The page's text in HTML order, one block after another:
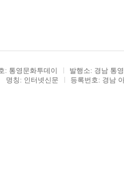
: 통영문화투데이
발행소: 경남 통
명칭: 인터넷신문
등록번호: 경남